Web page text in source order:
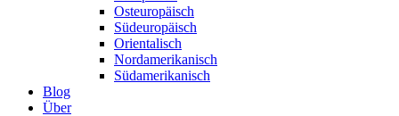
Osteuropäisch
Südeuropäisch
Orientalisch
Nordamerikanisch
Südamerikanisch
Blog
Über